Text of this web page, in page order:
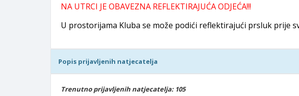
NA UTRCI JE OBAVEZNA REFLEKTIRAJUĆA ODJEĆA!!!
U prostorijama Kluba se može podići reflektirajući prsluk prije
Popis prijavljenih natjecatelja
Trenutno prijavljenih natjecatelja: 105